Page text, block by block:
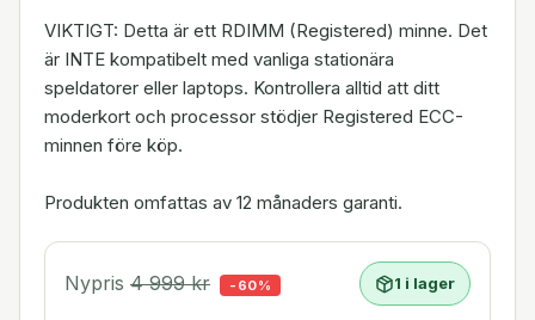
VIKTIGT: Detta är ett RDIMM (Registered) minne. Det
är INTE kompatibelt med vanliga stationära
speldatorer eller laptops. Kontrollera alltid att ditt
moderkort och processor stödjer Registered ECC-
minnen före köp.
Produkten omfattas av 12 månaders garanti.
Nypris 4 999kr - 60% 1 i lager